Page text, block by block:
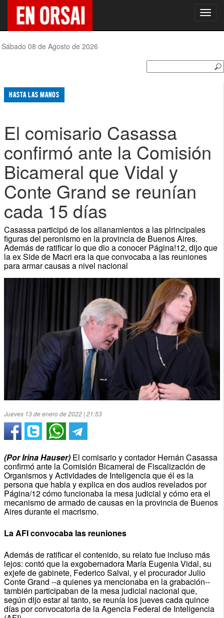
Sábado 08 de Agosto de 2026
HASTA LAS MANOS
El comisario Casassa
confirmó ante la Comisión
Bicameral que Vidal y
Conte Grand se reunían
cada 15 días
Casassa participó de los allanamientos a las plrincipales
figuras del peronismo en la provincia de Buenos Aires.
Además de ratificar lo que dio a conocer Página!12, dijo que
la ex Side de Macri era la que convocaba a las reuniones
para armar causas a nivel nacional
Jueves 13 de enero de 2022 | 21:53
(Por Irina Hauser)El comisario y contador Hernán Casassa
confirmó ante la Comisión Bicameral de Fiscalización de
Organismos y Actividades de Inteligencia que él es la
persona que habla y explica en dos audios revelados por
Página/12 cómo funcionaba la mesa judicial y cómo era el
mecanismo de armado de causas en la provincia de Buenos
Aires durante el macrismo.
La AFI convocaba las reuniones
Además de ratificar el contenido, su relato fue incluso más
lejos: contó que la exgobernadora María Eugenia Vidal, su
exjefe de gabinete, Federico Salvai, y el procurador Julio
Conte Grand --a quienes ya mencionaba en la grabación--
también participaban de la mesa judicial nacional que,
según dijo estar al tanto, se reunía los jueves cada quince
días por convocatoria de la Agencia Federal de Inteligencia